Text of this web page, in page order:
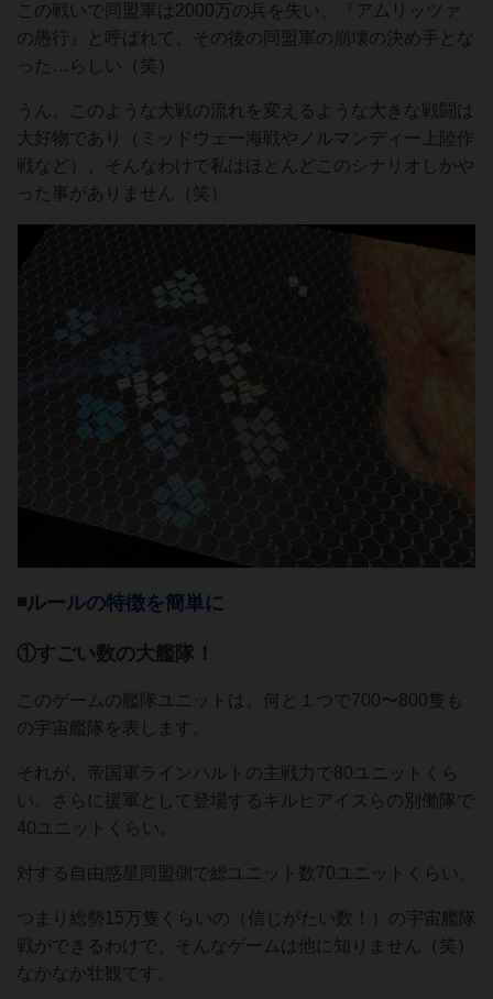
この戦いで同盟軍は2000万の兵を失い、『アムリッツァ
の愚行』と呼ばれて、その後の同盟軍の崩壊の決め手とな
った…らしい（笑）
うん、このような大戦の流れを変えるような大きな戦闘は
大好物であり（ミッドウェー海戦やノルマンディー上陸作
戦など）、そんなわけで私はほとんどこのシナリオしかや
った事がありません（笑）
◾️ルールの特徴を簡単に
①すごい数の大艦隊！
このゲームの艦隊ユニットは、何と１つで700〜800隻も
の宇宙艦隊を表します。
それが、帝国軍ラインハルトの主戦力で80ユニットくら
い。さらに援軍として登場するキルヒアイスらの別働隊で
40ユニットくらい。
対する自由惑星同盟側で総ユニット数70ユニットくらい。
つまり総勢15万隻くらいの（信じがたい数！）の宇宙艦隊
戦ができるわけで、そんなゲームは他に知りません（笑）
なかなか壮観です。